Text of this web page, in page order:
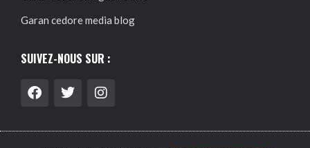
Garan cedore media blog
SUIVEZ-NOUS SUR :